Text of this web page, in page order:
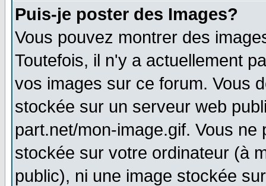
Puis-je poster des Images?
Vous pouvez montrer des
Toutefois, il n'y a actuellement
vos images sur ce forum. Vous
stockée sur un serveur web
part.net/mon-image.gif. Vous
stockée sur votre ordinateur (à
public), ni une image stockée